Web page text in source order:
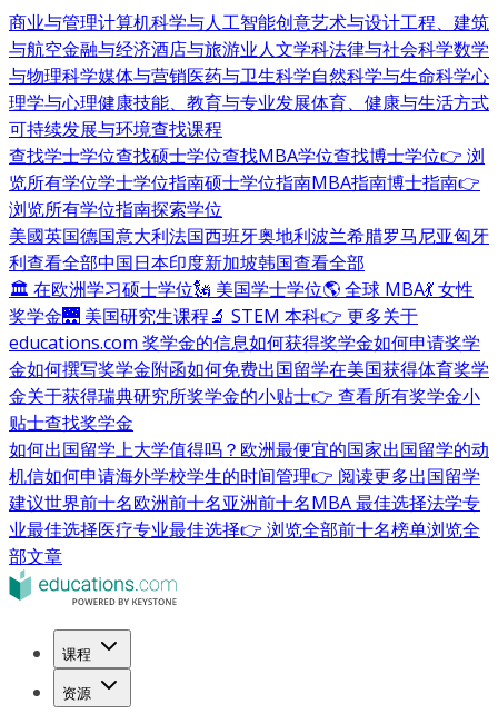
商业与管理计算机科学与人工智能创意艺术与设计工程、建筑
与航空金融与经济酒店与旅游业人文学科法律与社会科学数学
与物理科学媒体与营销医药与卫生科学自然科学与生命科学心
理学与心理健康技能、教育与专业发展体育、健康与生活方式
可持续发展与环境查找课程
查找学士学位查找硕士学位查找MBA学位查找博士学位👉 浏
览所有学位学士学位指南硕士学位指南MBA指南博士指南👉
浏览所有学位指南探索学位
美國英国德国意大利法国西班牙奥地利波兰希腊罗马尼亚匈牙
利查看全部中国日本印度新加坡韩国查看全部
🏛 在欧洲学习硕士学位🗽 美国学士学位🌎 全球 MBA💃 女性
奖学金🌉 美国研究生课程🔬 STEM 本科👉 更多关于
educations.com 奖学金的信息如何获得奖学金如何申请奖学
金如何撰写奖学金附函如何免费出国留学在美国获得体育奖学
金关于获得瑞典研究所奖学金的小贴士👉 查看所有奖学金小
贴士查找奖学金
如何出国留学上大学值得吗？ 欧洲最便宜的国家出国留学的动
机信如何申请海外学校学生的时间管理👉 阅读更多出国留学
建议世界前十名欧洲前十名亚洲前十名MBA 最佳选择法学专
业最佳选择医疗专业最佳选择👉 浏览全部前十名榜单浏览全
部文章
课程
资源